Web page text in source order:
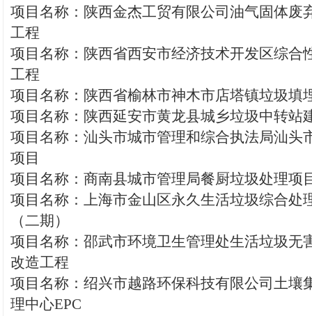
项目名称：陕西金杰工贸有限公司油气固体废
工程
项目名称：陕西省西安市经济技术开发区综合
工程
项目名称：陕西省榆林市神木市店塔镇垃圾填
项目名称：陕西延安市黄龙县城乡垃圾中转站
项目名称：汕头市城市管理和综合执法局汕头
项目
项目名称：商南县城市管理局餐厨垃圾处理项
项目名称：上海市金山区永久生活垃圾综合处
（二期）
项目名称：邵武市环境卫生管理处生活垃圾无
改造工程
项目名称：绍兴市越路环保科技有限公司土壤
理中心EPC